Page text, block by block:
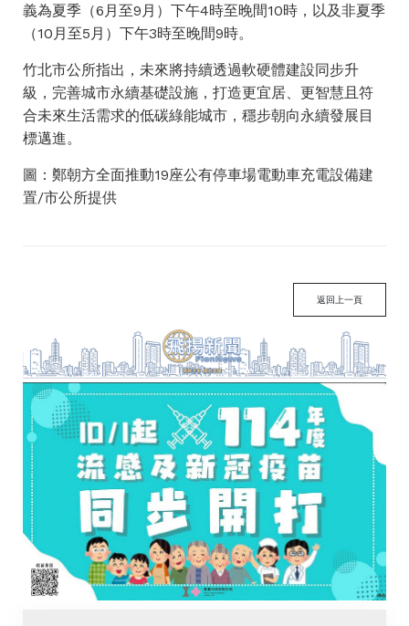
義為夏季（6月至9月）下午4時至晚間10時，以及非夏季
（10月至5月）下午3時至晚間9時。
竹北市公所指出，未來將持續透過軟硬體建設同步升
級，完善城市永續基礎設施，打造更宜居、更智慧且符
合未來生活需求的低碳綠能城市，穩步朝向永續發展目
標邁進。
圖：鄭朝方全面推動19座公有停車場電動車充電設備建
置/市公所提供
返回上一頁